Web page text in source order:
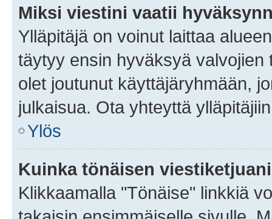
Miksi viestini vaatii
Ylläpitäjä on voinut laittaa
täytyy ensin hyväksyä
olet joutunut käyttäjäryhmään,
julkaisua. Ota yhteyttä
Ylös
Kuinka tönäisen
Klikkaamalla "Tönäise" linkkiä